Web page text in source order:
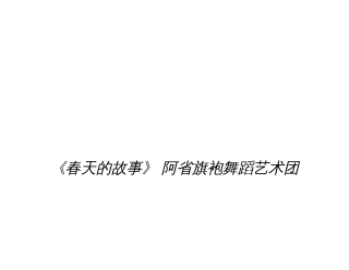
《春天的故事》 阿省旗袍舞蹈艺术团